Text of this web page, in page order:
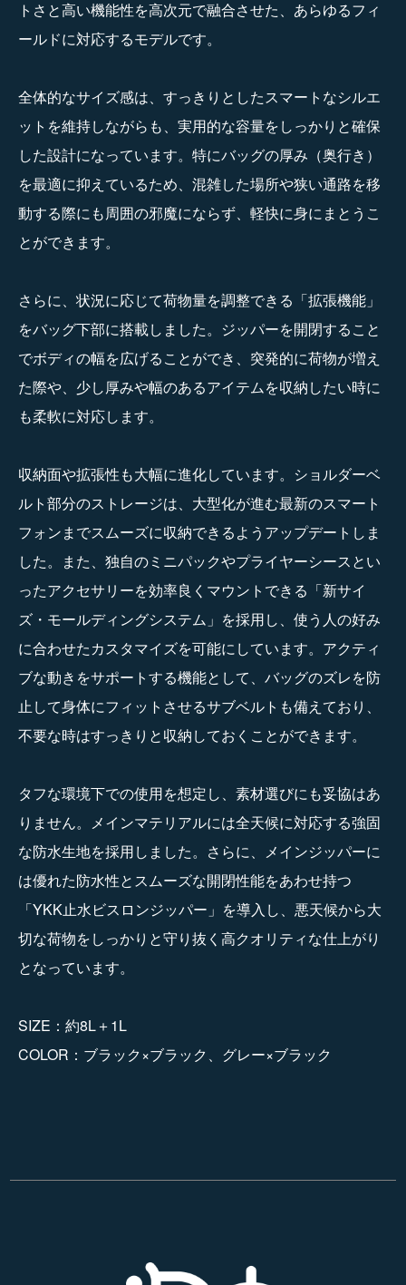
トさと高い機能性を高次元で融合させた、あらゆるフィ
ールドに対応するモデルです。
全体的なサイズ感は、すっきりとしたスマートなシルエ
ットを維持しながらも、実用的な容量をしっかりと確保
した設計になっています。特にバッグの厚み（奥行き）
を最適に抑えているため、混雑した場所や狭い通路を移
動する際にも周囲の邪魔にならず、軽快に身にまとうこ
とができます。
さらに、状況に応じて荷物量を調整できる「拡張機能」
をバッグ下部に搭載しました。ジッパーを開閉すること
でボディの幅を広げることができ、突発的に荷物が増え
た際や、少し厚みや幅のあるアイテムを収納したい時に
も柔軟に対応します。
収納面や拡張性も大幅に進化しています。ショルダーベ
ルト部分のストレージは、大型化が進む最新のスマート
フォンまでスムーズに収納できるようアップデートしま
した。また、独自のミニパックやプライヤーシースとい
ったアクセサリーを効率良くマウントできる「新サイ
ズ・モールディングシステム」を採用し、使う人の好み
に合わせたカスタマイズを可能にしています。アクティ
ブな動きをサポートする機能として、バッグのズレを防
止して身体にフィットさせるサブベルトも備えており、
不要な時はすっきりと収納しておくことができます。
タフな環境下での使用を想定し、素材選びにも妥協はあ
りません。メインマテリアルには全天候に対応する強固
な防水生地を採用しました。さらに、メインジッパーに
は優れた防水性とスムーズな開閉性能をあわせ持つ
「YKK止水ビスロンジッパー」を導入し、悪天候から大
切な荷物をしっかりと守り抜く高クオリティな仕上がり
となっています。
SIZE：約8L＋1L
COLOR：ブラック×ブラック、グレー×ブラック